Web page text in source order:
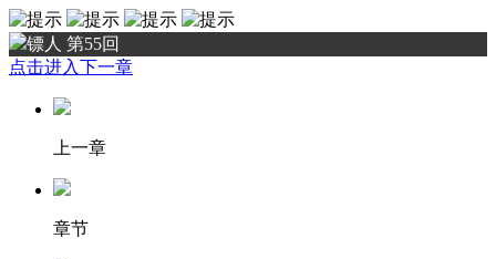
镖人 第55回
点击进入下一章
上一章
章节